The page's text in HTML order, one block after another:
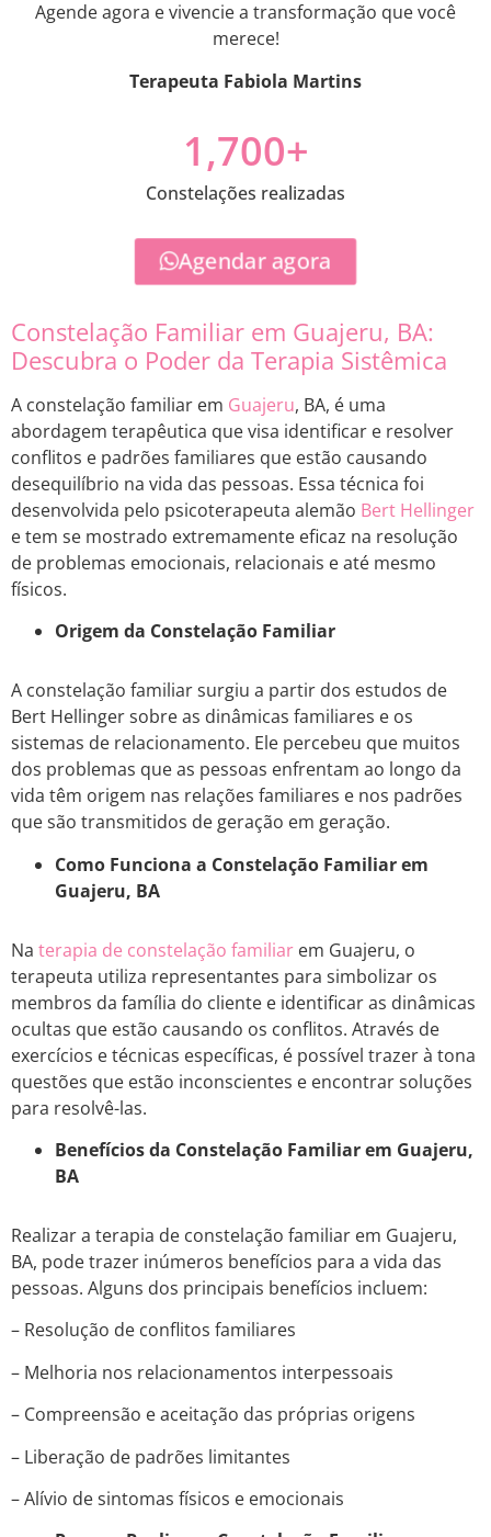
Agende agora e vivencie a transformação que você
merece!
Terapeuta Fabiola Martins
Constelações realizadas
1,700+
Agendar agora
Constelação Familiar em Guajeru, BA:
Descubra o Poder da Terapia Sistêmica
A constelação familiar em Guajeru, BA, é uma
abordagem terapêutica que visa identificar e resolver
conflitos e padrões familiares que estão causando
desequilíbrio na vida das pessoas. Essa técnica foi
desenvolvida pelo psicoterapeuta alemão Bert Hellinger
e tem se mostrado extremamente eficaz na resolução
de problemas emocionais, relacionais e até mesmo
físicos.
Origem da Constelação Familiar
A constelação familiar surgiu a partir dos estudos de
Bert Hellinger sobre as dinâmicas familiares e os
sistemas de relacionamento. Ele percebeu que muitos
dos problemas que as pessoas enfrentam ao longo da
vida têm origem nas relações familiares e nos padrões
que são transmitidos de geração em geração.
Como Funciona a Constelação Familiar em
Guajeru, BA
Na terapia de constelação familiar em Guajeru, o
terapeuta utiliza representantes para simbolizar os
membros da família do cliente e identificar as dinâmicas
ocultas que estão causando os conflitos. Através de
exercícios e técnicas específicas, é possível trazer à tona
questões que estão inconscientes e encontrar soluções
para resolvê-las.
Benefícios da Constelação Familiar em Guajeru,
BA
Realizar a terapia de constelação familiar em Guajeru,
BA, pode trazer inúmeros benefícios para a vida das
pessoas. Alguns dos principais benefícios incluem:
– Resolução de conflitos familiares
– Melhoria nos relacionamentos interpessoais
– Compreensão e aceitação das próprias origens
– Liberação de padrões limitantes
– Alívio de sintomas físicos e emocionais